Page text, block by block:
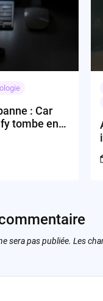
: Car
tombe en
sera pas publiée. Les